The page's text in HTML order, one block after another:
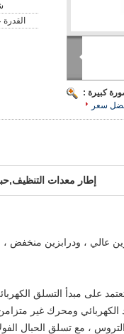
كبيرة :
سعر
إطار معدات
عالي ، ودرابزين منخفض ،
على مبدأ التسلق
ومحرك غير
، مع تسلق الحبال